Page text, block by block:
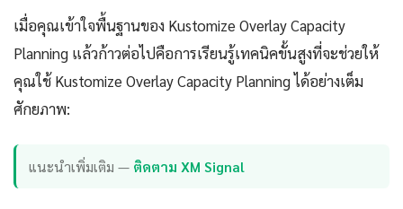
เมื่อคุณเข้าใจพื้นฐานของ Kustomize Overlay Capacity
Planning แล้วก้าวต่อไปคือการเรียนรู้เทคนิคขั้นสูงที่จะช่วยให้
คุณใช้ Kustomize Overlay Capacity Planning ได้อย่างเต็ม
ศักยภาพ:
แนะนำเพิ่มเติม — ติดตาม XM Signal